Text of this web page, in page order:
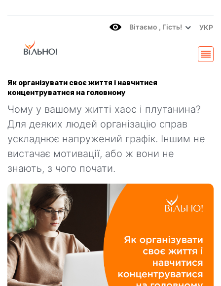
Вітаємo , Гість! УКР
Як організувати своє життя і навчитися
концентруватися на головному
Чому у вашому житті хаос і плутанина?
Для деяких людей організацію справ
ускладнює напружений графік. Іншим не
вистачає мотивації, або ж вони не
знають, з чого почати.